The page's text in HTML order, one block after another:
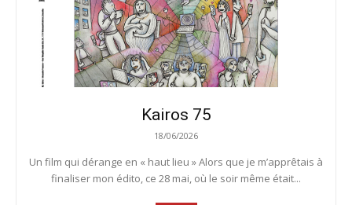
Kairos 75
18/06/2026
Un film qui dérange en « haut lieu » Alors que je m’apprêtais à
finaliser mon édito, ce 28 mai, où le soir même était...